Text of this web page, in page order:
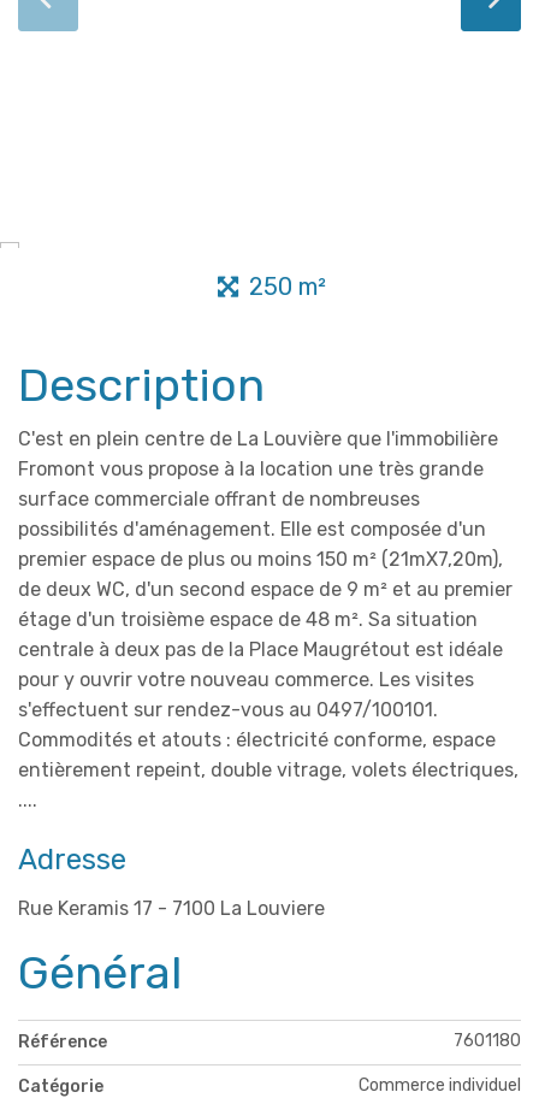
250 m²
Description
C'est en plein centre de La Louvière que l'immobilière
Fromont vous propose à la location une très grande
surface commerciale offrant de nombreuses
possibilités d'aménagement. Elle est composée d'un
premier espace de plus ou moins 150 m² (21mX7,20m),
de deux WC, d'un second espace de 9 m² et au premier
étage d'un troisième espace de 48 m². Sa situation
centrale à deux pas de la Place Maugrétout est idéale
pour y ouvrir votre nouveau commerce. Les visites
s'effectuent sur rendez-vous au 0497/100101.
Commodités et atouts : électricité conforme, espace
entièrement repeint, double vitrage, volets électriques,
....
Adresse
Rue Keramis 17 - 7100 La Louviere
Général
Référence 7601180
Catégorie Commerce individuel